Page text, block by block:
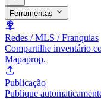
Ferramentas
Redes / MLS / Franquias
Compartilhe inventário
Mapaprop.
Publicação
Publique